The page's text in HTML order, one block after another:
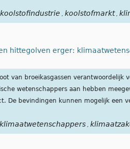
koolstofindustrie koolstofmarkt
hittegolven erger:
van broeikasgassen verantwoordelijk
wetenschappers aan hebben
De bevindingen kunnen mogelijk een
klimaatwetenschappers